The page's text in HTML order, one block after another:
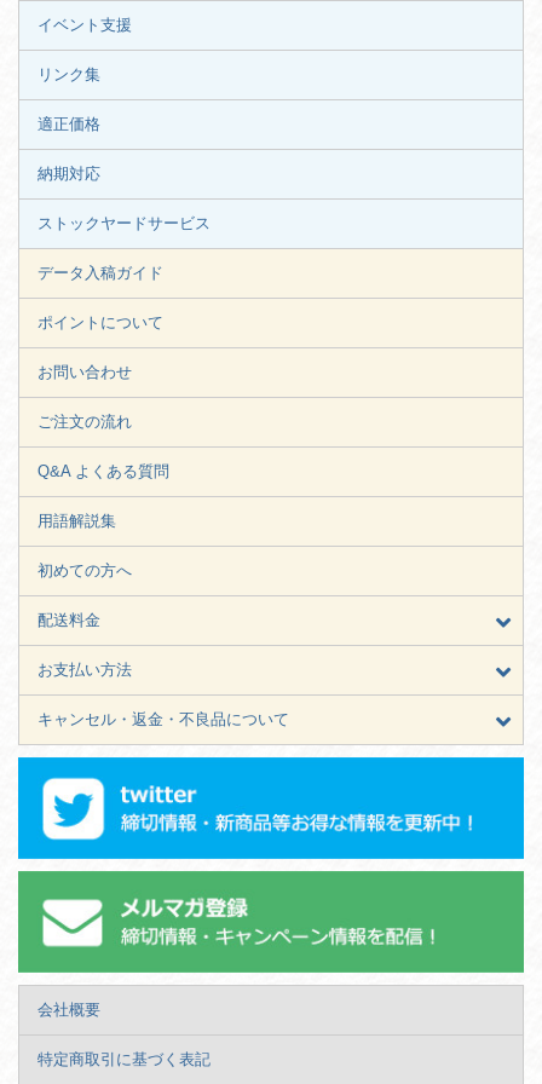
イベント支援
リンク集
適正価格
納期対応
ストックヤードサービス
データ入稿ガイド
ポイントについて
お問い合わせ
ご注文の流れ
Q&A よくある質問
用語解説集
初めての方へ
配送料金
お支払い方法
キャンセル・返金・不良品について
会社概要
特定商取引に基づく表記